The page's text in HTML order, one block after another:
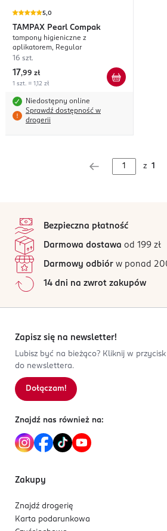
5,0
TAMPAX Pearl Compak
tampony higieniczne z
aplikatorem, Regular
16 szt.
17,99 zł
1 szt. = 1,12 zł
Niedostępny online
Sprawdź dostępność w
drogerii
z 1
Bezpieczna płatność
Darmowa dostawa od 199 zł
Darmowy odbiór w ponad
14 dni na zwrot zakupów
Zapisz się na newsletter!
Lubisz być na bieżąco? Kliknij w przycisk
do newslettera.
Dołączam!
Znajdź nas również na:
Zakupy
Znajdź drogerię
Karta podarunkowa